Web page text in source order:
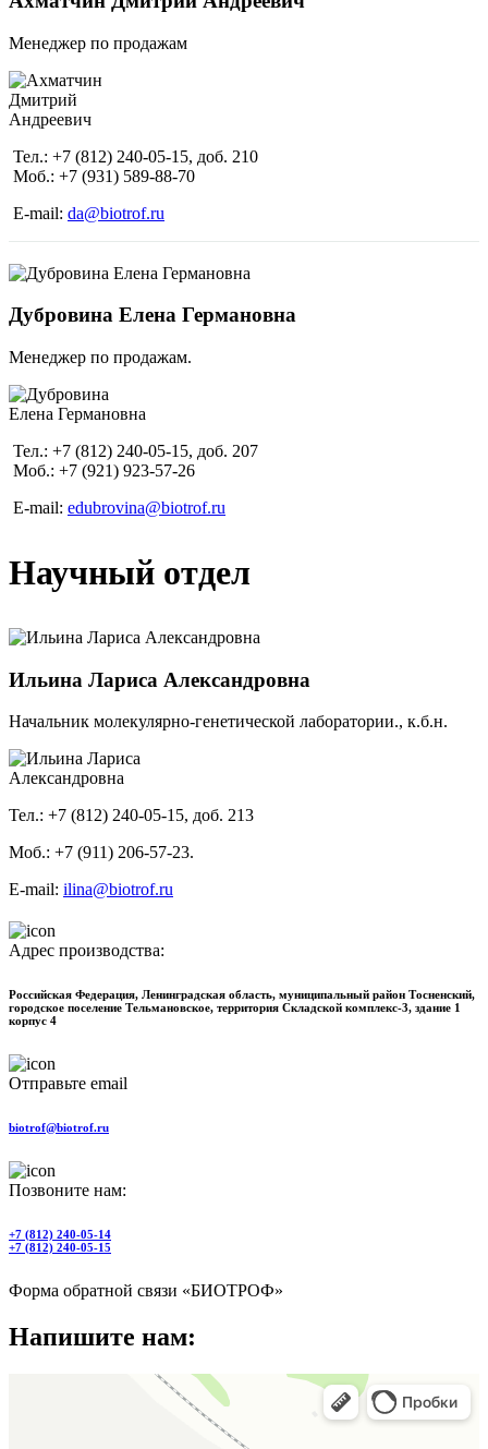
Менеджер по продажам
Тел.: +7 (812) 240-05-15, доб. 210
Моб.: +7 (931) 589-88-70
E-mail: da@biotrof.ru
Дубровина Елена Германовна
Менеджер по продажам.
Тел.: +7 (812) 240-05-15, доб. 207
Моб.: +7 (921) 923-57-26
E-mail: edubrovina@biotrof.ru
Научный отдел
Ильина Лариса Александровна
Начальник молекулярно-генетической лаборатории., к.б.н.
Тел.: +7 (812) 240-05-15, доб. 213
Моб.: +7 (911) 206-57-23.
E-mail: ilina@biotrof.ru
Адрес производства:
Российская Федерация, Ленинградская область, муниципальный район Тосненский,
городское поселение Тельмановское, территория Складской комплекс-3, здание 1
корпус 4
Отправьте email
biotrof@biotrof.ru
Позвоните нам:
+7 (812) 240-05-14
+7 (812) 240-05-15
Форма обратной связи «БИОТРОФ»
Напишите нам: